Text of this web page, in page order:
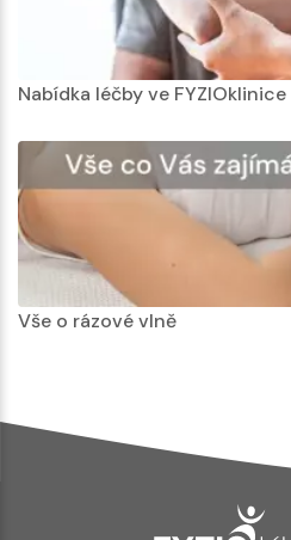
Nabídka léčby ve FYZIOklinice
Vše o rázové vlně